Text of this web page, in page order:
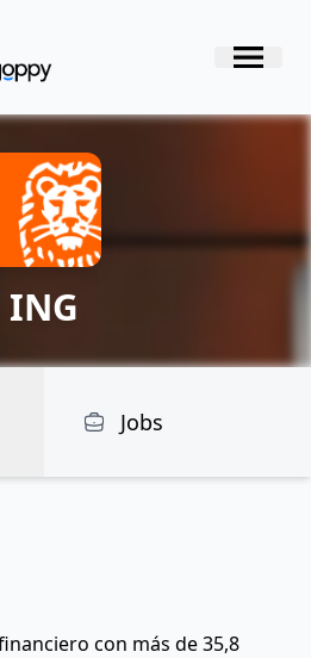
ING
Jobs
con más de 35,8